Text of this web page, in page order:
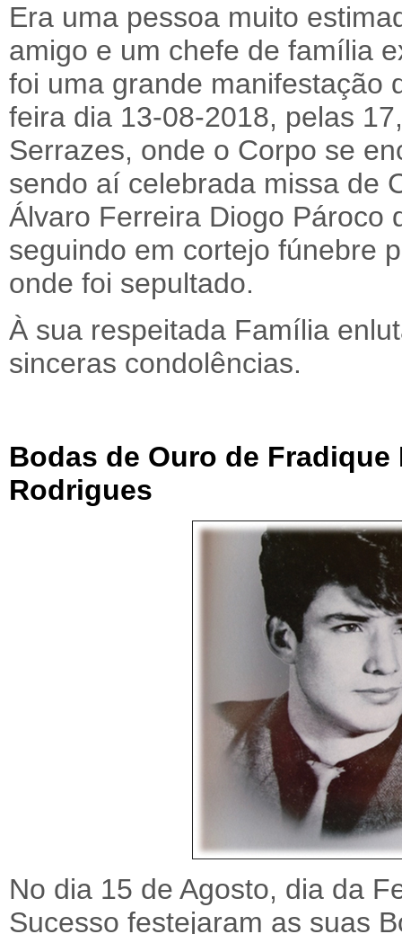
Era uma pessoa muito
amigo e um chefe de família
foi uma grande manifestação
feira dia 13-08-2018, pelas
Serrazes, onde o Corpo se
sendo aí celebrada missa de
Álvaro Ferreira Diogo Pároco
seguindo em cortejo fúnebre
onde foi sepultado.
À sua respeitada Família
sinceras condolências.
Bodas de Ouro de
Rodrigues
No dia 15 de Agosto, dia da
Sucesso festejaram as suas